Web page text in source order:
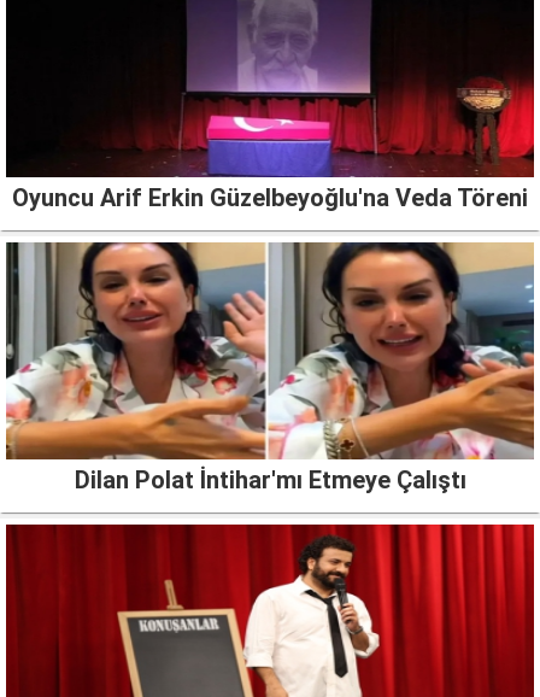
Oyuncu Arif Erkin Güzelbeyoğlu'na Veda Töreni
Dilan Polat İntihar'mı Etmeye Çalıştı